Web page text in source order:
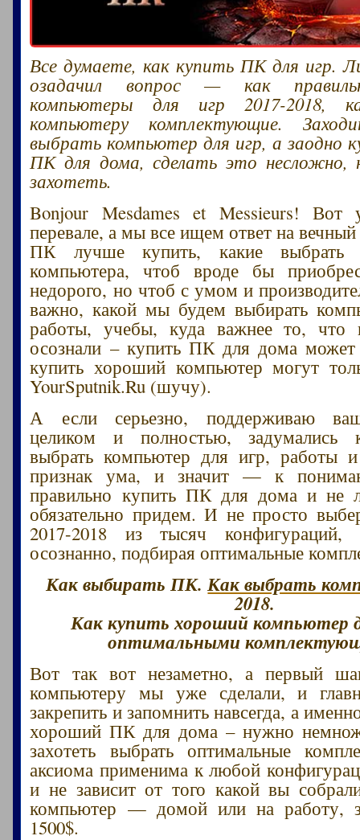
Все думаете, как купить ПК для игр.
озадачил вопрос — как
компьютеры для игр 2017-2018,
компьютеру комплектующие.
выбрать компьютер для игр, а заодно
ПК для дома, сделать это
захотеть.
Bonjour Mesdames et Messieurs!
перевале, а мы все ищем ответ на
ПК лучше купить, какие выбрать
компьютера, чтоб вроде бы
недорого, но чтоб с умом и
важно, какой мы будем выбирать
работы, учебы, куда важнее то, что
осознали – купить ПК для дома
купить хороший компьютер могут
YourSputnik.Ru (шучу).
А если серьезно, поддерживаю
целиком и полностью, задумались
выбрать компьютер для игр, работы
признак ума, и значит — к
правильно купить ПК для дома и не
обязательно придем. И не просто
2017-2018 из тысяч
осознанно, подбирая оптимальные
Как выбирать ПК.Как выбрать
2018.
Как купить хороший компьютер
оптимальными
Вот так вот незаметно, а первый
компьютеру мы уже сделали, и
закрепить и запомнить навсегда, а
хороший ПК для дома – нужно
захотеть выбрать оптимальные
аксиома применима к любой
и не зависит от того какой вы
компьютер — домой или на работу,
1500$.